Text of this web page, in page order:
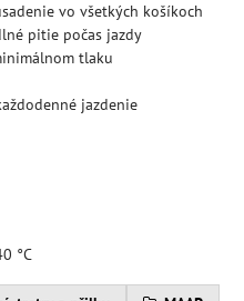
vo všetkých košíkoch
pitie počas jazdy
tlaku
jazdenie
°C